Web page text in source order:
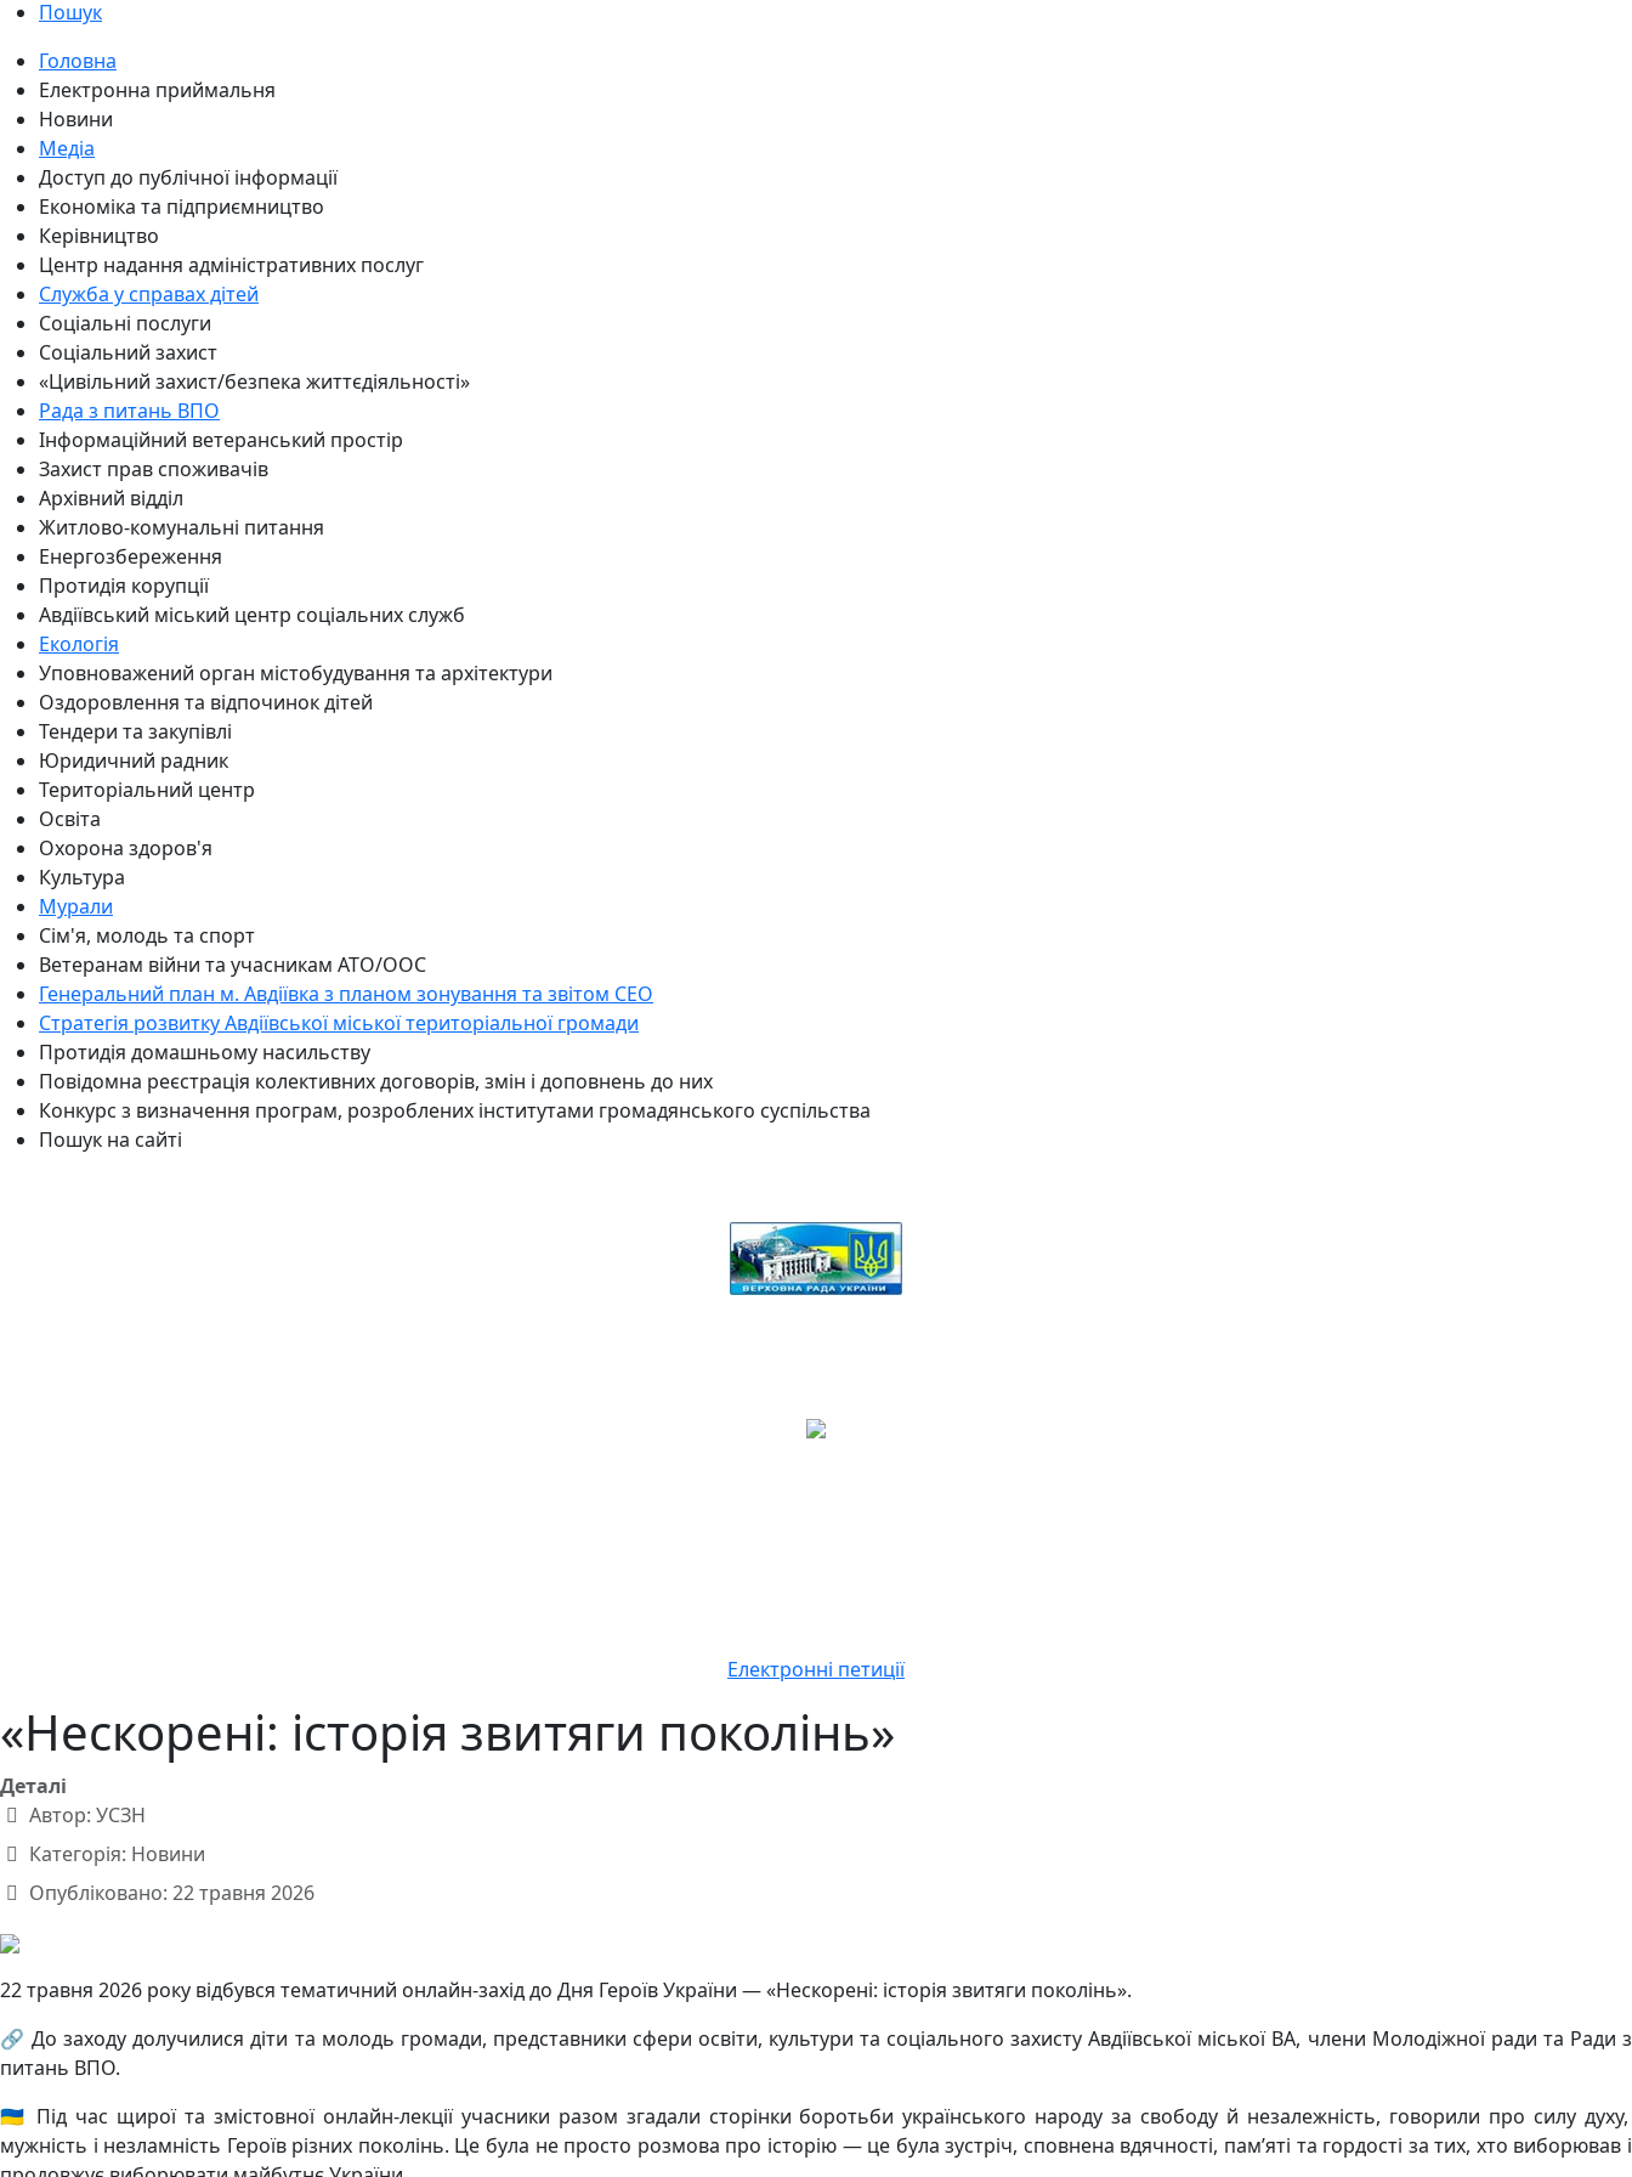
Пошук
Головна
Електронна приймальня
Новини
Медіа
Доступ до публічної інформації
Економіка та підприємництво
Керівництво
Центр надання адміністративних послуг
Служба у справах дітей
Соціальні послуги
Соціальний захист
«Цивільний захист/безпека життєдіяльності»
Рада з питань ВПО
Інформаційний ветеранський простір
Захист прав споживачів
Архівний відділ
Житлово-комунальні питання
Енергозбереження
Протидія корупції
Авдіївський міський центр соціальних служб
Екологія
Уповноважений орган містобудування та архітектури
Оздоровлення та відпочинок дітей
Тендери та закупівлі
Юридичний радник
Територіальний центр
Освіта
Охорона здоров'я
Культура
Мурали
Сім'я, молодь та спорт
Ветеранам війни та учасникам АТО/ООС
Генеральний план м. Авдіївка з планом зонування та звітом СЕО
Стратегія розвитку Авдіївської міської територіальної громади
Протидія домашньому насильству
Повідомна реєстрація колективних договорів, змін і доповнень до них
Конкурс з визначення програм, розроблених інститутами громадянського суспільства
Пошук на сайті
Електронні петиції
«Нескорені: історія звитяги поколінь»
Деталі
Автор: УСЗН
Категорія: Новини
Опубліковано: 22 травня 2026
22 травня 2026 року відбувся тематичний онлайн-захід до Дня Героїв України — «Нескорені: історія звитяги поколінь».
🔗 До заходу долучилися діти та молодь громади, представники сфери освіти, культури та соціального захисту Авдіївської міської ВА, члени Молодіжної ради та Ради з
питань ВПО.
🇺🇦 Під час щирої та змістовної онлайн-лекції учасники разом згадали сторінки боротьби українського народу за свободу й незалежність, говорили про силу духу,
мужність і незламність Героїв різних поколінь. Це була не просто розмова про історію — це була зустріч, сповнена вдячності, пам’яті та гордості за тих, хто виборював і